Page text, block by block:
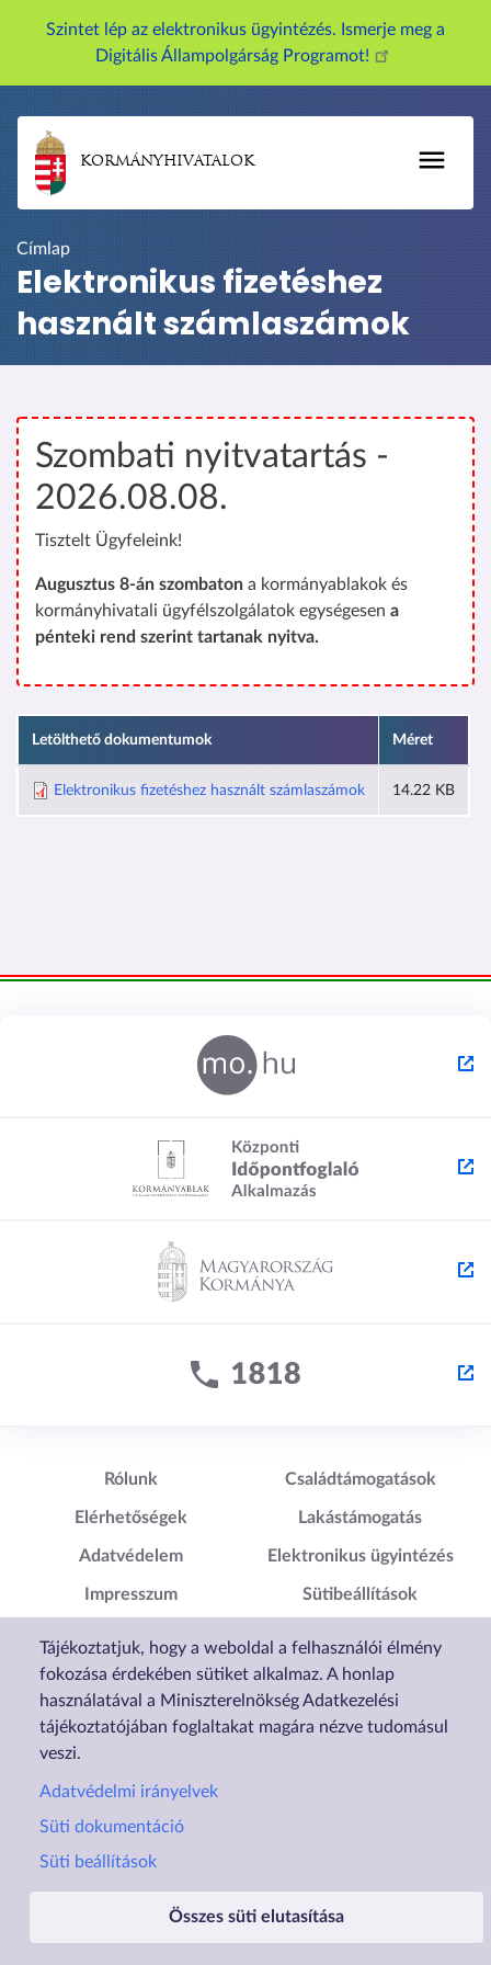
Tájékoztatjuk, hogy a weboldal a felhasználói élmény
fokozása érdekében sütiket alkalmaz. A honlap
használatával a Miniszterelnökség Adatkezelési
tájékoztatójában foglaltakat magára nézve tudomásul
veszi.
Adatvédelmi irányelvek
Süti dokumentáció
Süti beállítások
Összes süti elutasítása
á
a
a
r
t
a
l
o
Szintet lép az elektronikus ügyintézés. Ismerje meg a
Digitális Állampolgárság Programot!
KORMÁNYHIVATALOK
Címlap
Elektronikus fizetéshez
használt számlaszámok
Szombati nyitvatartás -
2026.08.08.
Tisztelt Ügyfeleink!
Augusztus 8-án szombaton a kormányablakok és
kormányhivatali ügyfélszolgálatok egységesen a
pénteki rend szerint tartanak nyitva.
Letölthető dokumentumok Méret
Elektronikus fizetéshez használt számlaszámok 14.22 KB
Lábléc1
Rólunk
Elérhetőségek
Adatvédelem
Impresszum
Nyilatkozat
Lábléc2
Családtámogatások
Lakástámogatás
Elektronikus ügyintézés
Sütibeállítások